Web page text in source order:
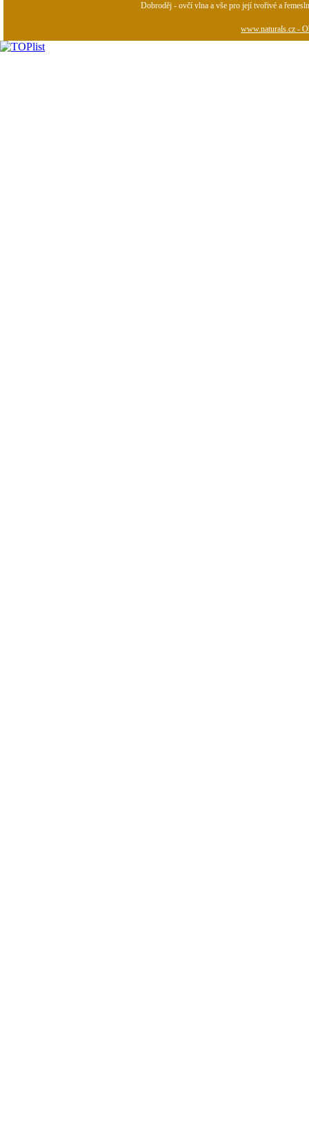
Dobroděj - ovčí vlna a vše pro její tvořivé a
www.naturals.cz -